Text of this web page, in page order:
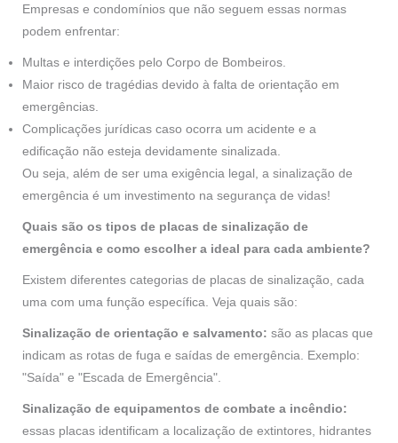
Empresas e condomínios que não seguem essas normas
podem enfrentar:
Multas e interdições pelo Corpo de Bombeiros.
Maior risco de tragédias devido à falta de orientação em
emergências.
Complicações jurídicas caso ocorra um acidente e a
edificação não esteja devidamente sinalizada.
Ou seja, além de ser uma exigência legal, a sinalização de
emergência é um investimento na segurança de vidas!
Quais são os tipos de placas de sinalização de
emergência e como escolher a ideal para cada ambiente?
Existem diferentes categorias de placas de sinalização, cada
uma com uma função específica. Veja quais são:
Sinalização de orientação e salvamento: são as placas que
indicam as rotas de fuga e saídas de emergência. Exemplo:
"Saída" e "Escada de Emergência".
Sinalização de equipamentos de combate a incêndio:
essas placas identificam a localização de extintores, hidrantes